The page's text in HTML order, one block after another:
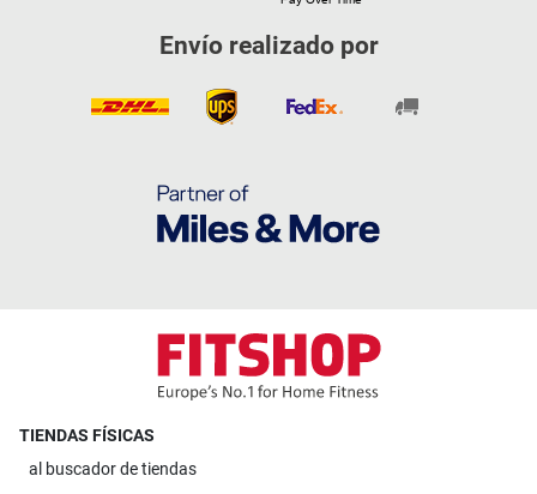
Envío realizado por
TIENDAS FÍSICAS
al buscador de tiendas